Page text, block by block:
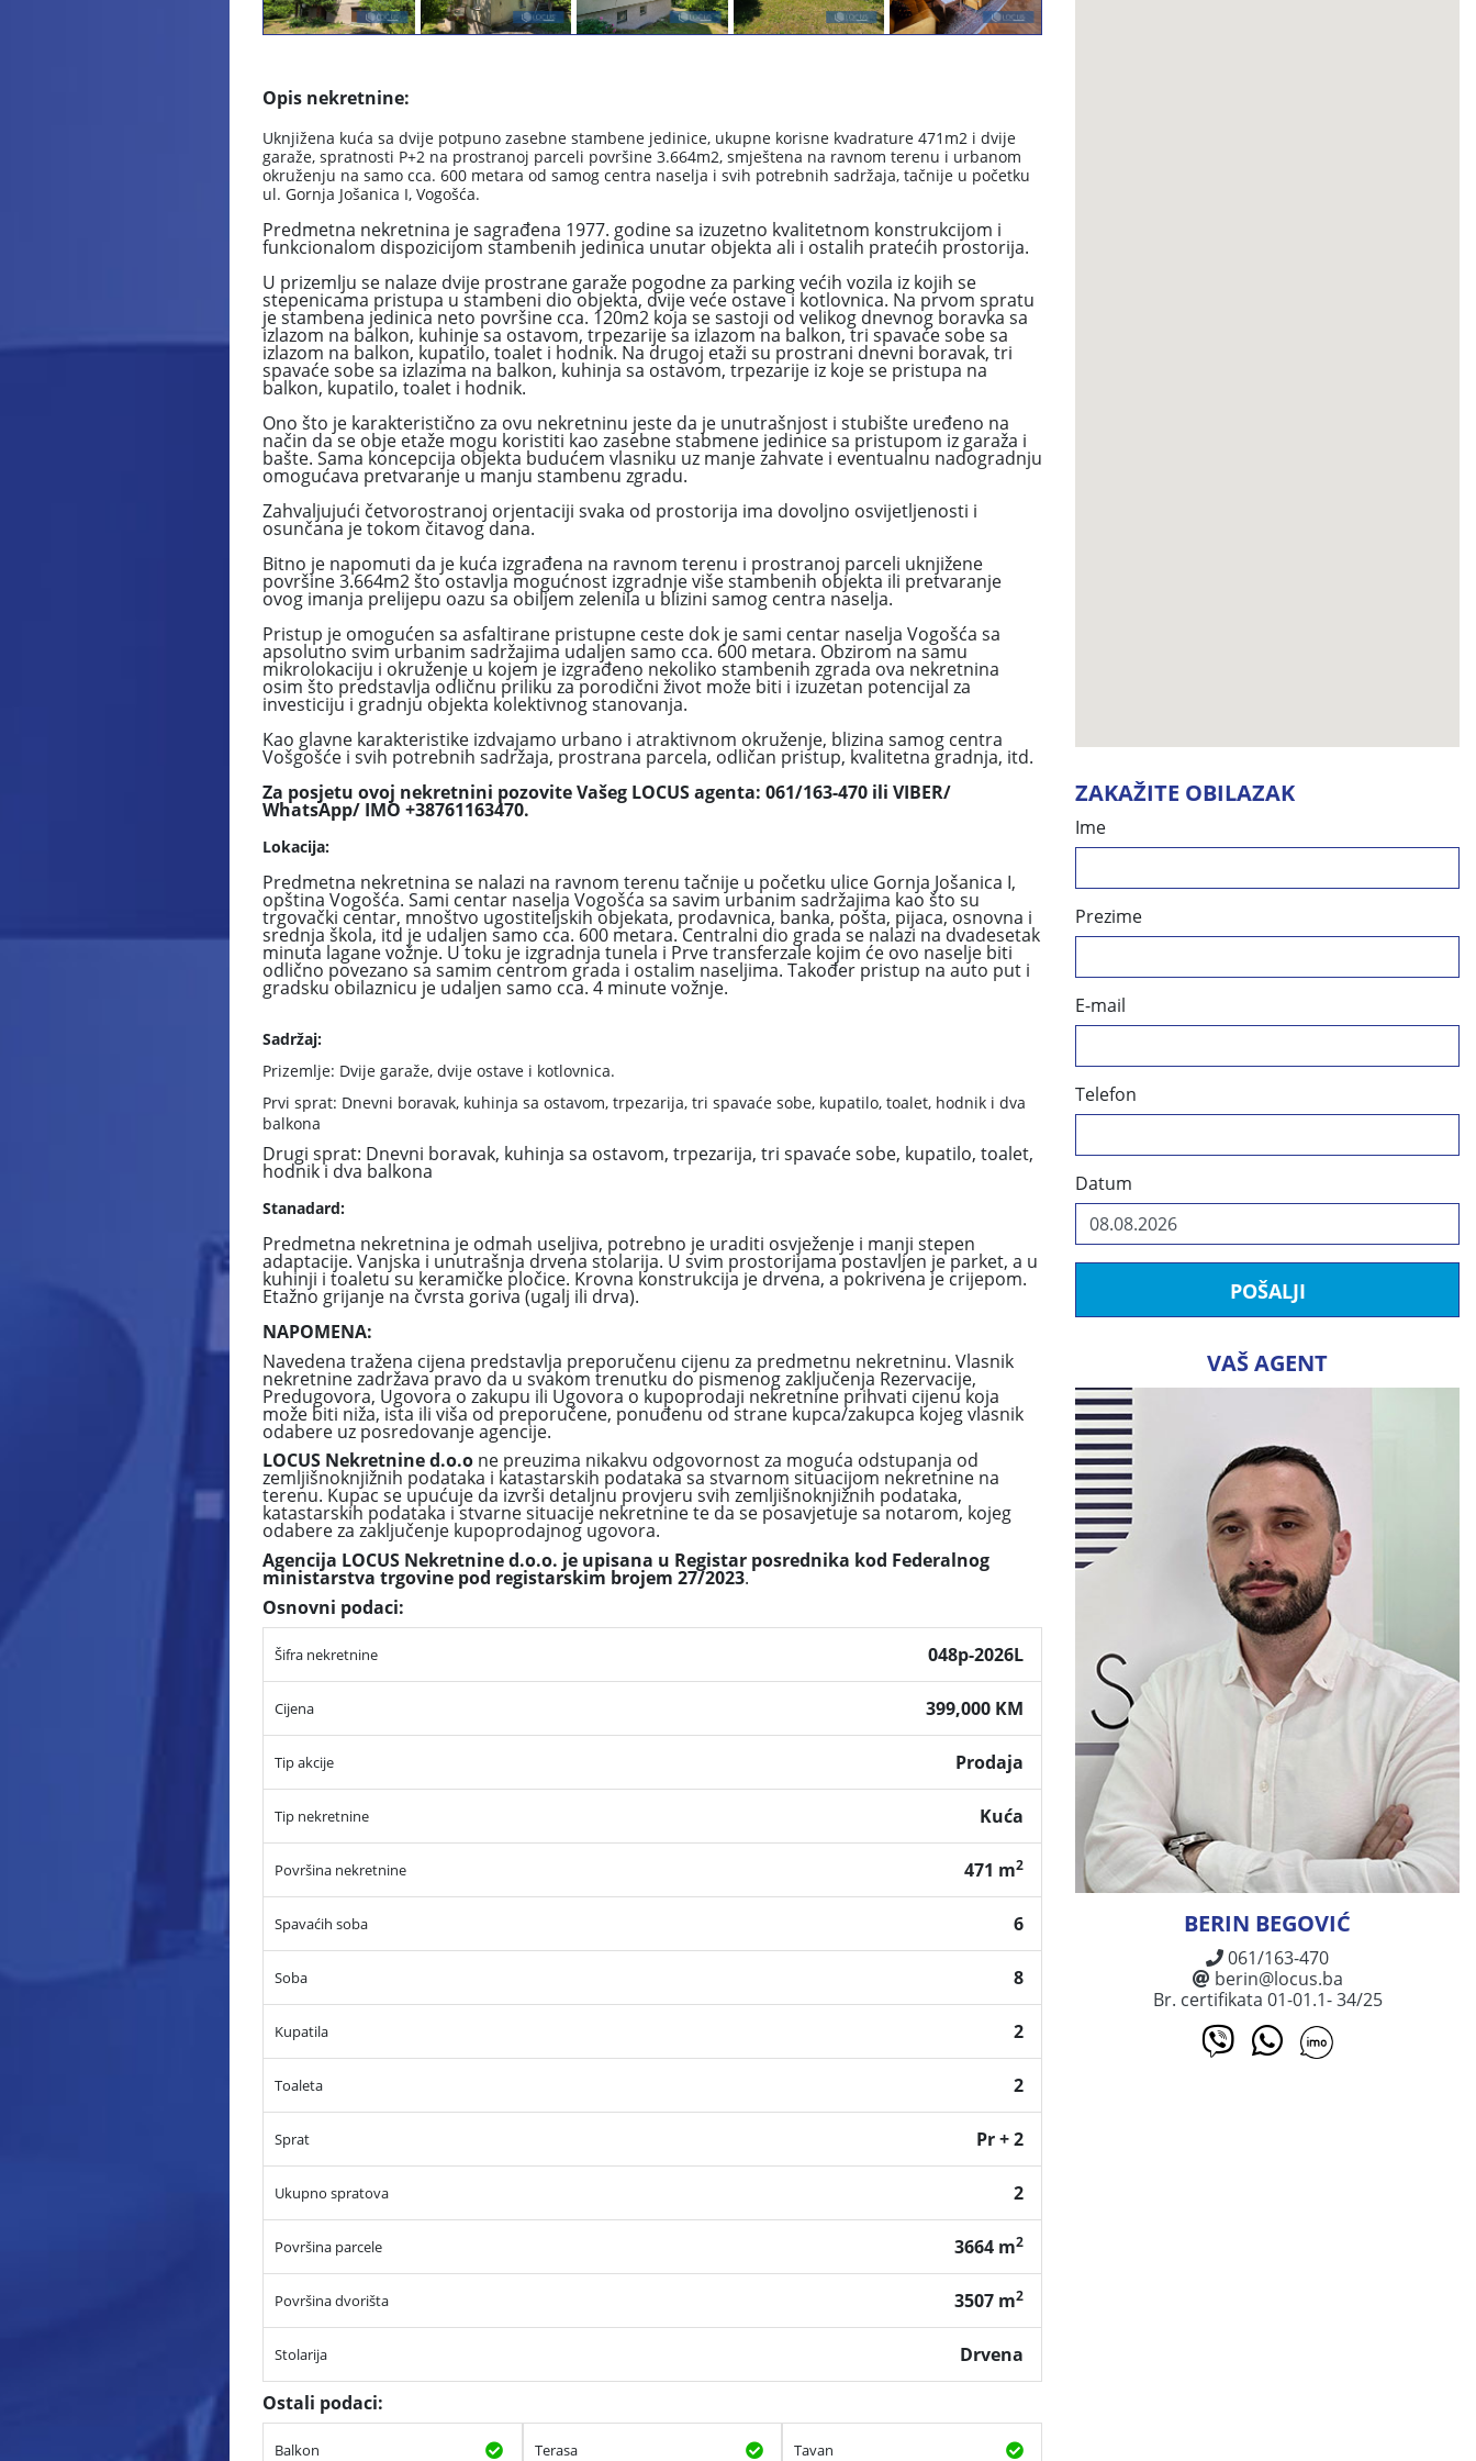
Opis nekretnine:
Uknjižena kuća sa dvije potpuno zasebne stambene jedinice, ukupne korisne kvadrature 471m2 i dvije
garaže, spratnosti P+2 na prostranoj parceli površine 3.664m2, smještena na ravnom terenu i urbanom
okruženju na samo cca. 600 metara od samog centra naselja i svih potrebnih sadržaja, tačnije u početku
ul. Gornja Jošanica I, Vogošća.
Predmetna nekretnina je sagrađena 1977. godine sa izuzetno kvalitetnom konstrukcijom i
funkcionalom dispozicijom stambenih jedinica unutar objekta ali i ostalih pratećih prostorija.
U prizemlju se nalaze dvije prostrane garaže pogodne za parking većih vozila iz kojih se
stepenicama pristupa u stambeni dio objekta, dvije veće ostave i kotlovnica. Na prvom spratu
je stambena jedinica neto površine cca. 120m2 koja se sastoji od velikog dnevnog boravka sa
izlazom na balkon, kuhinje sa ostavom, trpezarije sa izlazom na balkon, tri spavaće sobe sa
izlazom na balkon, kupatilo, toalet i hodnik. Na drugoj etaži su prostrani dnevni boravak, tri
spavaće sobe sa izlazima na balkon, kuhinja sa ostavom, trpezarije iz koje se pristupa na
balkon, kupatilo, toalet i hodnik.
Ono što je karakteristično za ovu nekretninu jeste da je unutrašnjost i stubište uređeno na
način da se obje etaže mogu koristiti kao zasebne stabmene jedinice sa pristupom iz garaža i
bašte. Sama koncepcija objekta budućem vlasniku uz manje zahvate i eventualnu nadogradnju
omogućava pretvaranje u manju stambenu zgradu.
Zahvaljujući četvorostranoj orjentaciji svaka od prostorija ima dovoljno osvijetljenosti i
osunčana je tokom čitavog dana.
Bitno je napomuti da je kuća izgrađena na ravnom terenu i prostranoj parceli uknjižene
površine 3.664m2 što ostavlja mogućnost izgradnje više stambenih objekta ili pretvaranje
ovog imanja prelijepu oazu sa obiljem zelenila u blizini samog centra naselja.
Pristup je omogućen sa asfaltirane pristupne ceste dok je sami centar naselja Vogošća sa
apsolutno svim urbanim sadržajima udaljen samo cca. 600 metara. Obzirom na samu
mikrolokaciju i okruženje u kojem je izgrađeno nekoliko stambenih zgrada ova nekretnina
osim što predstavlja odličnu priliku za porodični život može biti i izuzetan potencijal za
investiciju i gradnju objekta kolektivnog stanovanja.
Kao glavne karakteristike izdvajamo urbano i atraktivnom okruženje, blizina samog centra
Vošgošće i svih potrebnih sadržaja, prostrana parcela, odličan pristup, kvalitetna gradnja, itd.
Za posjetu ovoj nekretnini pozovite Vašeg LOCUS agenta: 061/163-470 ili VIBER/
WhatsApp/ IMO +38761163470.
Lokacija:
Predmetna nekretnina se nalazi na ravnom terenu tačnije u početku ulice Gornja Jošanica I,
opština Vogošća. Sami centar naselja Vogošća sa savim urbanim sadržajima kao što su
trgovački centar, mnoštvo ugostiteljskih objekata, prodavnica, banka, pošta, pijaca, osnovna i
srednja škola, itd je udaljen samo cca. 600 metara. Centralni dio grada se nalazi na dvadesetak
minuta lagane vožnje. U toku je izgradnja tunela i Prve transferzale kojim će ovo naselje biti
odlično povezano sa samim centrom grada i ostalim naseljima. Također pristup na auto put i
gradsku obilaznicu je udaljen samo cca. 4 minute vožnje.
Sadržaj:
Prizemlje: Dvije garaže, dvije ostave i kotlovnica.
Prvi sprat: Dnevni boravak, kuhinja sa ostavom, trpezarija, tri spavaće sobe, kupatilo, toalet, hodnik i dva
balkona
Drugi sprat: Dnevni boravak, kuhinja sa ostavom, trpezarija, tri spavaće sobe, kupatilo, toalet,
hodnik i dva balkona
Stanadard:
Predmetna nekretnina je odmah useljiva, potrebno je uraditi osvježenje i manji stepen
adaptacije. Vanjska i unutrašnja drvena stolarija. U svim prostorijama postavljen je parket, a u
kuhinji i toaletu su keramičke pločice. Krovna konstrukcija je drvena, a pokrivena je crijepom.
Etažno grijanje na čvrsta goriva (ugalj ili drva).
NAPOMENA:
Navedena tražena cijena predstavlja preporučenu cijenu za predmetnu nekretninu. Vlasnik
nekretnine zadržava pravo da u svakom trenutku do pismenog zaključenja Rezervacije,
Predugovora, Ugovora o zakupu ili Ugovora o kupoprodaji nekretnine prihvati cijenu koja
može biti niža, ista ili viša od preporučene, ponuđenu od strane kupca/zakupca kojeg vlasnik
odabere uz posredovanje agencije.
LOCUS Nekretnine d.o.o ne preuzima nikakvu odgovornost za moguća odstupanja od
zemljišnoknjižnih podataka i katastarskih podataka sa stvarnom situacijom nekretnine na
terenu. Kupac se upućuje da izvrši detaljnu provjeru svih zemljišnoknjižnih podataka,
katastarskih podataka i stvarne situacije nekretnine te da se posavjetuje sa notarom, kojeg
odabere za zaključenje kupoprodajnog ugovora.
Agencija LOCUS Nekretnine d.o.o. je upisana u Registar posrednika kod Federalnog
ministarstva trgovine pod registarskim brojem 27/2023.
Osnovni podaci:
Šifra nekretnine 048p-2026L
Cijena 399,000 KM
Tip akcije Prodaja
Tip nekretnine Kuća
Površina nekretnine 471 m2
Spavaćih soba 6
Soba 8
Kupatila 2
Toaleta 2
Sprat Pr + 2
Ukupno spratova 2
Površina parcele 3664 m2
Površina dvorišta 3507 m2
Stolarija
Drvena
Ostali podaci:
Balkon Terasa Tavan
ZAKAŽITE OBILAZAK
Ime
Prezime
E-mail
Telefon
Datum
POŠALJI
VAŠ AGENT
BERIN BEGOVIĆ
061/163-470
berin@locus.ba
Br. certifikata 01-01.1- 34/25